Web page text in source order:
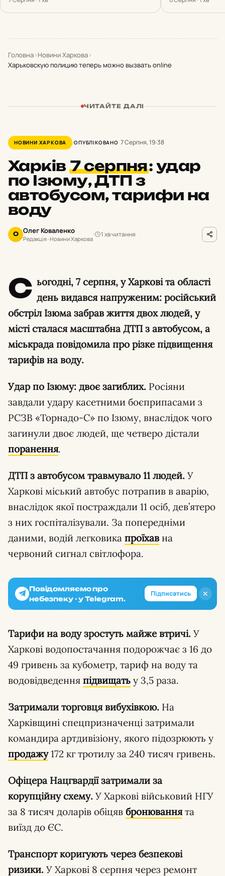
Головна›Новини Харкова›
Харьковскую полицию теперь можно вызвать online
ЧИТАЙТЕ ДАЛІ
НОВИНИ ХАРКОВА ОПУБЛІКОВАНО 7 Серпня, 19:38
Харків7 серпня: удар
по Ізюму, ДТП з
автобусом, тарифи на
воду
О Олег Коваленко
Редакція · Новини Харкова
1 хв читання
С ьогодні, 7 серпня, у Харкові та області
день видався напруженим: російський
обстріл Ізюма забрав життя двох людей, у
місті сталася масштабна ДТП з автобусом, а
міськрада повідомила про різке підвищення
тарифів на воду.
Удар по Ізюму: двоє загиблих. Росіяни
завдали удару касетними боєприпасами з
РСЗВ «Торнадо-С» по Ізюму, внаслідок чого
загинули двоє людей, ще четверо дістали
поранення.
ДТП з автобусом травмувало 11 людей. У
Харкові міський автобус потрапив в аварію,
внаслідок якої постраждали 11 осіб, дев’ятеро
з них госпіталізували. За попередніми
даними, водій легковика проїхав на
червоний сигнал світлофора.
✕
Повідомляємо про
небезпеку - у Telegram.
Підписатись
Тарифи на воду зростуть майже втричі. У
Харкові водопостачання подорожчає з 16 до
49 гривень за кубометр, тариф на воду та
водовідведення підвищать у 3,5 раза.
Затримали торговця вибухівкою. На
Харківщині спецпризначенці затримали
командира артдивізіону, якого підозрюють у
продажу172 кг тротилу за 240 тисяч гривень.
Офіцера Нацгвардії затримали за
корупційну схему. У Харкові військовий НГУ
за 8 тисяч доларів обіцяв бронюваннята
виїзд до ЄС.
Транспорт коригують через безпекові
ризики. У Харкові 8 серпня через ремонт